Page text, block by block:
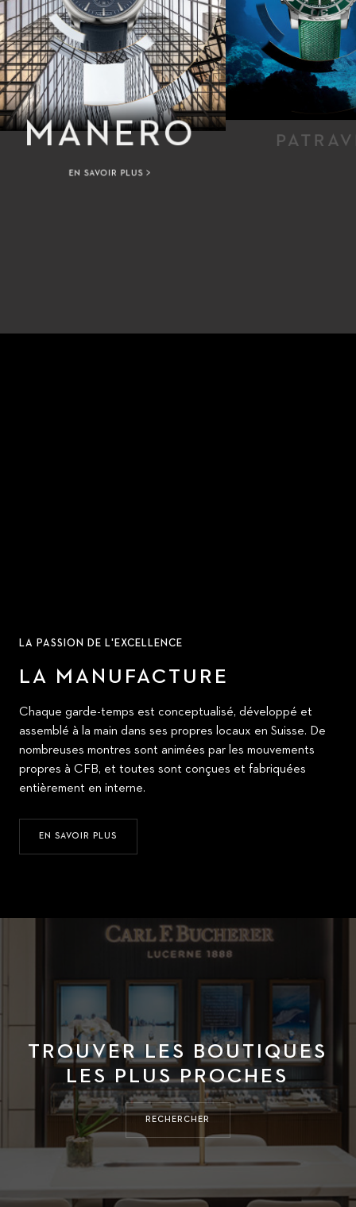
MANERO
EN SAVOIR PLUS
LA PASSION DE L'EXCELLENCE
LA MANUFACTURE
Chaque garde-temps est conceptualisé, développé et
assemblé à la main dans ses propres locaux en Suisse. De
nombreuses montres sont animées par les mouvements
propres à CFB, et toutes sont conçues et fabriquées
entièrement en interne.
EN SAVOIR PLUS
TROUVER LES BOUTIQUES
LES PLUS PROCHES
RECHERCHER